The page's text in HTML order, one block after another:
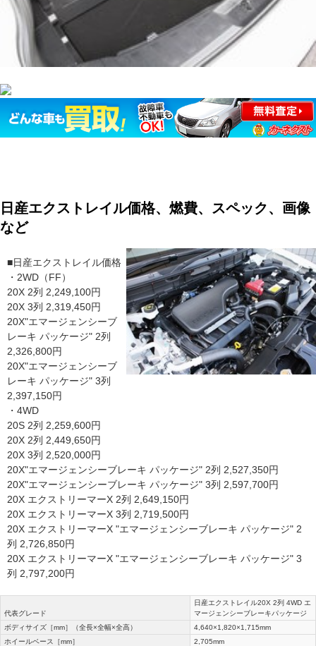
日産エクストレイル価格、燃費、スペック、画像
など
■日産エクストレイル価格
・2WD（FF）
20X 2列 2,249,100円
20X 3列 2,319,450円
20X"エマージェンシーブ
レーキ パッケージ" 2列
2,326,800円
20X"エマージェンシーブ
レーキ パッケージ" 3列
2,397,150円
・4WD
20S 2列 2,259,600円
20X 2列 2,449,650円
20X 3列 2,520,000円
20X"エマージェンシーブレーキ パッケージ" 2列 2,527,350円
20X"エマージェンシーブレーキ パッケージ" 3列 2,597,700円
20X エクストリーマーX 2列 2,649,150円
20X エクストリーマーX 3列 2,719,500円
20X エクストリーマーX "エマージェンシーブレーキ パッケージ" 2
列 2,726,850円
20X エクストリーマーX "エマージェンシーブレーキ パッケージ" 3
列 2,797,200円
代表グレード
日産エクストレイル20X 2列 4WD エ
マージェンシーブレーキパッケージ
ボディサイズ［mm］（全長×全幅×全高）
4,640×1,820×1,715mm
ホイールベース［mm］
2,705mm